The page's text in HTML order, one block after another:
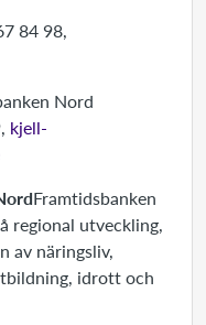
84 98,
Nord
kjell-
Framtidsbanken
regional utveckling,
av näringsliv,
idrott och